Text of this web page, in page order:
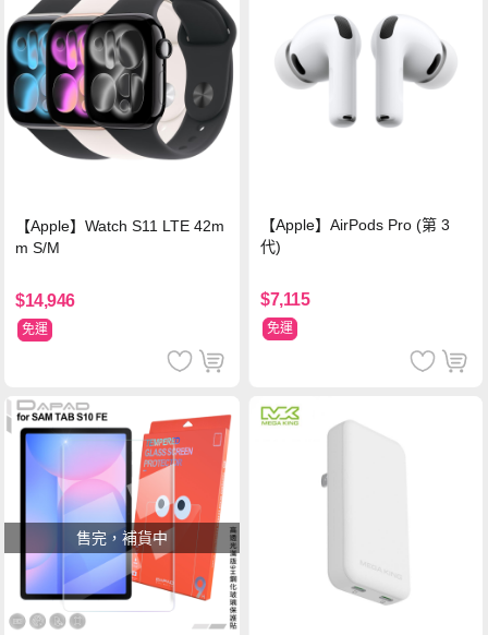
【Apple】Watch S11 LTE 42m
m S/M
$14,946
免運
【Apple】AirPods Pro (第 3
代)
$7,115
免運
售完，補貨中